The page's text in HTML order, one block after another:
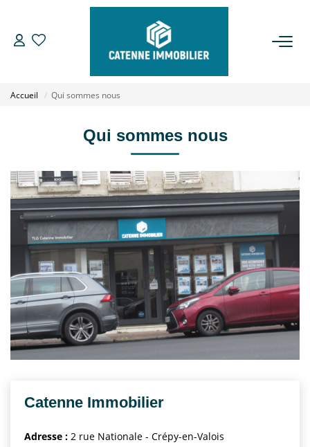
ESTIMER
GESTION
NOTRE AGENCE
Qui Sommes Nous
Notre Équipe
Nous Rejoindre
CONTACT
EN
Accueil Qui sommes nous
Qui sommes nous
Catenne Immobilier
Adresse : 2 rue Nationale - Crépy-en-Valois